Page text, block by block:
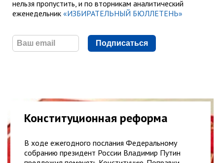
нельзя пропустить, и по вторникам аналитический
еженедельник «ИЗБИРАТЕЛЬНЫЙ БЮЛЛЕТЕНЬ»
Подписаться
Конституционная реформа
В ходе ежегодного послания Федеральному
собранию президент России Владимир Путин